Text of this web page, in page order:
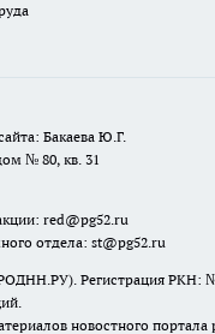
Бакаева Ю.Г.
№ 80, кв. 31
red@pg52.ru
отдела: st@pg52.ru
Регистрация РКН:
новостного